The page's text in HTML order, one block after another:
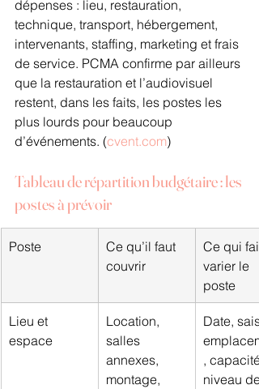
dépenses : lieu, restauration,
technique, transport, hébergement,
intervenants, staffing, marketing et frais
de service. PCMA confirme par ailleurs
que la restauration et l’audiovisuel
restent, dans les faits, les postes les
plus lourds pour beaucoup
d’événements. (cvent.com)
Tableau de répartition budgétaire : les
postes à prévoir
Poste
Ce qu’il faut
couvrir
Ce qui fait
varier le
poste
Lieu et
espace
Location,
salles
annexes,
montage,
Date,
, capacité,
niveau de